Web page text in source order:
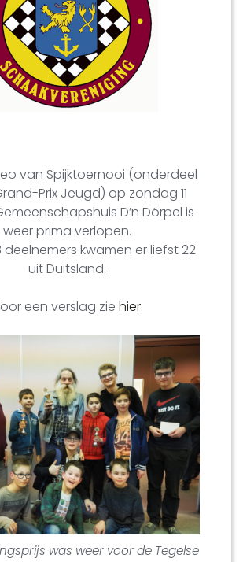
van Spijktoernooi (onderdeel
Prix Jeugd) op zondag 11
D’n Dörpel is
weer prima verlopen.
kwamen er liefst 22
uit Duitsland.
een verslag zie hier.
was weer voor de Tegelse